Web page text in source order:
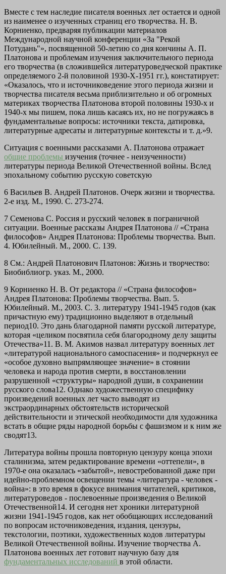
Вместе с тем наследие писателя военных лет остается и одной
из наименее о изученных страниц его творчества. Н. В.
Корниенко, предваряя публикации материалов
Международной научной конференции «За "Рекой
Потудань"», посвященной 50-летию со дня кончины А. П.
Платонова и проблемам изучения заключительного периода
его творчества (в сложившейся литературоведческой практике
определяемого 2-й половиной 1930-Х-1951 гг.), констатирует:
«Оказалось, что и источниковедение этого периода жизни и
творчества писателя весьма приблизительно и об огромных
материках творчества Платонова второй половины 1930-х и
1940-х мы пишем, пока лишь касаясь их, но не погружаясь в
фундаментальные вопросы: источники текста, датировка,
литературные адресаты и литературные контексты и т. д.»9.
Ситуация с военными рассказами А. Платонова отражает
общие проблемы изучения (точнее - неизученности)
литературы периода Великой Отечественной войны. Вслед
эпохальному событию русскую советскую
6 Васильев В. Андрей Платонов. Очерк жизни и творчества.
2-е изд. М., 1990. С. 273-274.
7 Семенова С. Россия и русский человек в пограничной
ситуации. Военные рассказы Андрея Платонова // «Страна
философов» Андрея Платонова: Проблемы творчества. Вып.
4. Юбилейный. М., 2000. С. 139.
8 См.: Андрей Платонович Платонов: Жизнь и творчество:
Биобиблиогр. указ. М., 2000.
9 Корниенко Н. В. От редактора // «Страна философов»
Андрея Платонова: Проблемы творчества. Вып. 5.
Юбилейный. М., 2003. С. 3. литературу 1941-1945 годов (как
причастную ему) традиционно выделяют в отдельный
период10. Это дань благодарной памяти русской литературе,
которая «целиком посвятила себя благородному делу защиты
Отечества»11. В. М. Акимов назвал литературу военных лет
«литературой национального самоспасения» и подчеркнул ее
«особое духовно выпрямляющее значение» в стоянии
человека и народа против смерти, в восстановлении
разрушенной «структуры» народной души, в сохранении
русского слова12. Однако художественную специфику
произведений военных лет часто выводят из
экстраординарных обстоятельств исторической
действительности и этической необходимости для художника
встать в общие ряды народной борьбы с фашизмом и к ним же
сводят13.
Литература войны прошла повторную цензуру конца эпохи
сталинизма, затем редактирование времени «оттепели», в
1970-е она оказалась «забытой», невостребованной даже при
идейно-проблемном освещении темы «литература - человек -
война»: в это время в фокусе внимания читателей, критиков,
литературоведов - послевоенные произведения о Великой
Отечественной14. И сегодня нет хроники литературной
жизни 1941-1945 годов, как нет обобщающих исследований
по вопросам источниковедения, издания, цензуры,
текстологии, поэтики, художественных кодов литературы
Великой Отечественной войны. Изучение творчества А.
Платонова военных лет готовит научную базу для
фундаментальных исследований в этой области.